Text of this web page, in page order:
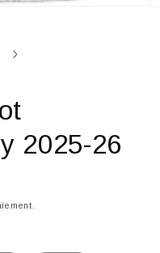
2025-26